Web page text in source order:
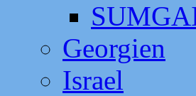
Georgien
Israel